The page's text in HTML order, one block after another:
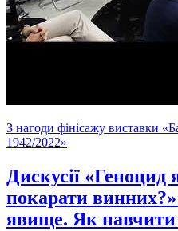
З нагоди фінісажу виставки
1942/2022»
Дискусії
покарати
явище. Як навчити